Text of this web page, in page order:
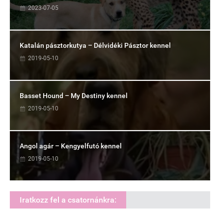
2023-07-05
Katalán pásztorkutya – Délvidéki Pásztor kennel
2019-05-10
Basset Hound – My Destiny kennel
2019-05-10
Angol agár – Kengyelfutó kennel
2019-05-10
Iratkozz fel a csatornánkra: